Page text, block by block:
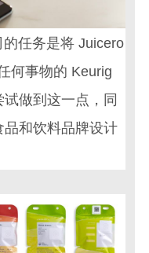
的任务是将 Juicero
何事物的 Keurig
做到这一点，同
品和饮料品牌设计